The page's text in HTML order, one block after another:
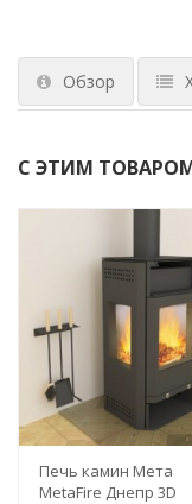
Обзор
С ЭТИМ
Печь камин Мета
MetaFire Днепр 3D